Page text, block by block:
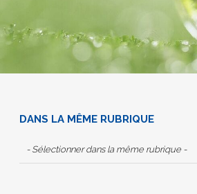
DANS LA MÊME RUBRIQUE
- Sélectionner dans la même rubrique -